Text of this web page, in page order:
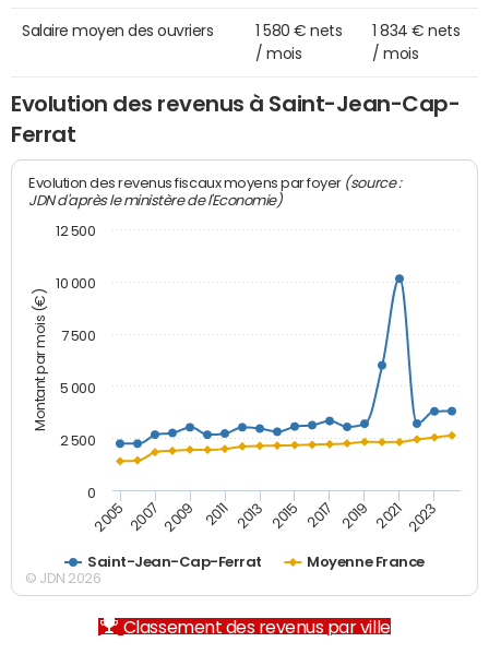
Salaire moyen des ouvriers
1 580 € nets
/ mois
1 834 € nets
/ mois
Evolution des revenus à Saint-Jean-Cap-
Ferrat
Montant par mois (€)
Evolution des revenus fiscaux moyens par foyer (source :
JDN d'après le ministère de l'Economie)
Saint-Jean-Cap-Ferrat Moyenne France
2005 2007 2009 2011 2013 2015 2017 2019 2021 2023
0
2 500
5 000
7 500
10 000
12 500
© JDN 2026
Classement des revenus par ville